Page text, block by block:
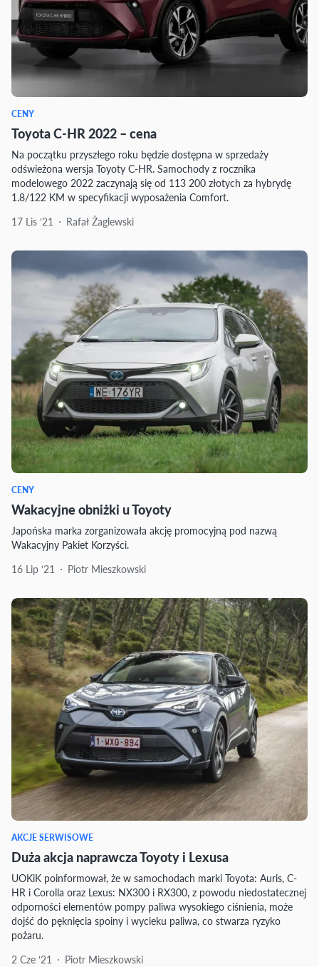
CENY
Toyota C-HR 2022 – cena
Na początku przyszłego roku będzie dostępna w sprzedaży
odświeżona wersja Toyoty C-HR. Samochody z rocznika
modelowego 2022 zaczynają się od 113 200 złotych za hybrydę
1.8/122 KM w specyfikacji wyposażenia Comfort.
17 Lis ‘21
Rafał Żaglewski
CENY
Wakacyjne obniżki u Toyoty
Japońska marka zorganizowała akcję promocyjną pod nazwą
Wakacyjny Pakiet Korzyści.
16 Lip ‘21
Piotr Mieszkowski
AKCJE SERWISOWE
Duża akcja naprawcza Toyoty i Lexusa
UOKiK poinformował, że w samochodach marki Toyota: Auris, C-
HR i Corolla oraz Lexus: NX300 i RX300, z powodu niedostatecznej
odporności elementów pompy paliwa wysokiego ciśnienia, może
dojść do pęknięcia spoiny i wycieku paliwa, co stwarza ryzyko
pożaru.
2 Cze ‘21
Piotr Mieszkowski